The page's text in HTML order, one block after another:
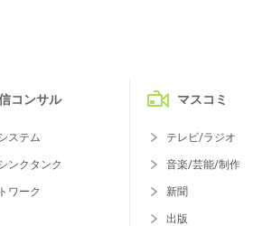
コンサル
ステム
ンクタンク
ワーク
マスコミ
テレビ/ラジオ
音楽/芸能/制作
新聞
出版